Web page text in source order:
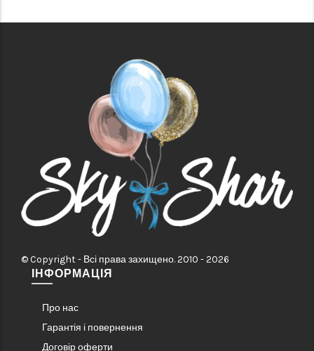
© Copyright - Всі права захищено. 2010 - 2026
ІНФОРМАЦІЯ
Про нас
Гарантія і повернення
Договір оферти